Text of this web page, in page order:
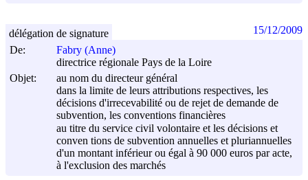
De:
Fabry (Anne)
directrice régionale Pays de la Loire
Objet:
au nom du directeur général
dans la limite de leurs attributions respectives, les
décisions d'irrecevabilité ou de rejet de demande de
subvention, les conventions financières
au titre du service civil volontaire et les décisions et
conven tions de subvention annuelles et pluriannuelles
d'un montant inférieur ou égal à 90 000 euros par acte,
à l'exclusion des marchés
délégation de signature 15/12/2009